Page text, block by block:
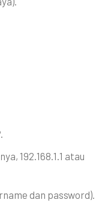
192.168.1.1 atau
dan password).